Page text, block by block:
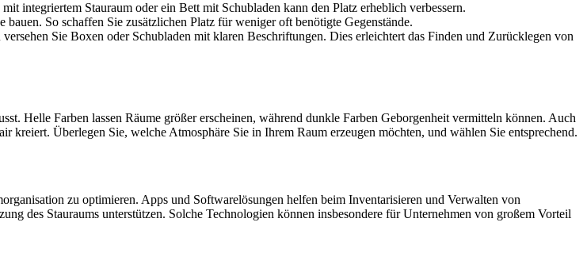
integriertem Stauraum oder ein Bett mit Schubladen kann den Platz erheblich verbessern.
So schaffen Sie zusätzlichen Platz für weniger oft benötigte Gegenstände.
Sie Boxen oder Schubladen mit klaren Beschriftungen. Dies erleichtert das Finden und Zurücklegen von
Helle Farben lassen Räume größer erscheinen, während dunkle Farben Geborgenheit vermitteln können. Auch
Überlegen Sie, welche Atmosphäre Sie in Ihrem Raum erzeugen möchten, und wählen Sie entsprechend.
zu optimieren. Apps und Softwarelösungen helfen beim Inventarisieren und Verwalten von
des Stauraums unterstützen. Solche Technologien können insbesondere für Unternehmen von großem Vorteil